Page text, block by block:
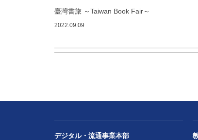
臺灣書旅 ～Taiwan Book Fair～
2022.09.09
デジタル・流通事業本部